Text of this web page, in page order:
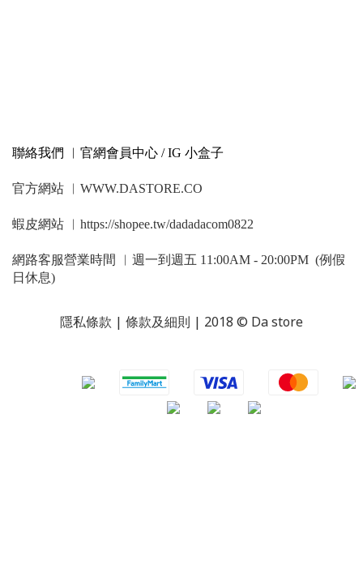
聯絡我們 ︳官網會員中心 / IG 小盒子
官方網站 ︳WWW.DASTORE.CO
蝦皮網站 ︳https://shopee.tw/dadadacom0822
網路客服營業時間 ︳週一到週五 11:00AM - 20:00PM (例假
日休息)
隱私條款 | 條款及細則 | 2018 © Da store